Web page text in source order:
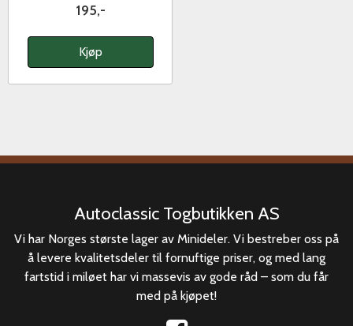
195,-
Kjøp
Autoclassic Togbutikken AS
Vi har Norges største lager av Minideler. Vi bestreber oss på
å levere kvalitetsdeler til fornuftige priser, og med lang
fartstid i miløet har vi massevis av gode råd – som du får
med på kjøpet!